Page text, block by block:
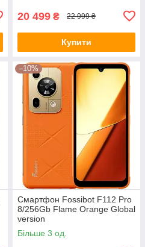
20 499 ₴ 22 999 ₴
Купити
–10%
Смартфон Fossibot F112 Pro
8/256Gb Flame Orange Global
version
Більше 3 од.